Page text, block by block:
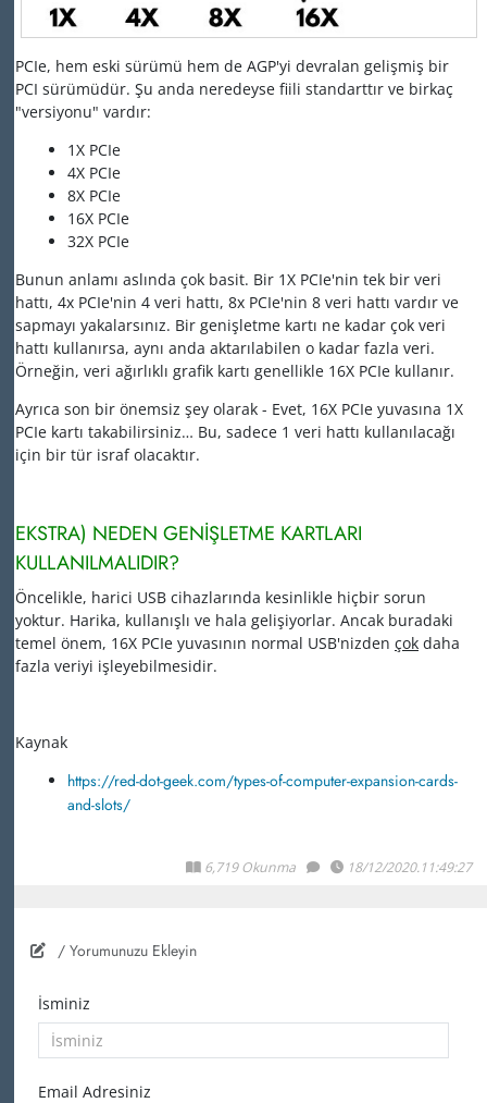
PCIe, hem eski sürümü hem de AGP'yi devralan gelişmiş bir
PCI sürümüdür. Şu anda neredeyse fiili standarttır ve birkaç
"versiyonu" vardır:
1X PCIe
4X PCIe
8X PCIe
16X PCIe
32X PCIe
Bunun anlamı aslında çok basit. Bir 1X PCIe'nin tek bir veri
hattı, 4x PCIe'nin 4 veri hattı, 8x PCIe'nin 8 veri hattı vardır ve
sapmayı yakalarsınız. Bir genişletme kartı ne kadar çok veri
hattı kullanırsa, aynı anda aktarılabilen o kadar fazla veri.
Örneğin, veri ağırlıklı grafik kartı genellikle 16X PCIe kullanır.
Ayrıca son bir önemsiz şey olarak - Evet, 16X PCIe yuvasına 1X
PCIe kartı takabilirsiniz… Bu, sadece 1 veri hattı kullanılacağı
için bir tür israf olacaktır.
EKSTRA) NEDEN GENİŞLETME KARTLARI
KULLANILMALIDIR?
Öncelikle, harici USB cihazlarında kesinlikle hiçbir sorun
yoktur. Harika, kullanışlı ve hala gelişiyorlar. Ancak buradaki
temel önem, 16X PCIe yuvasının normal USB'nizden çok daha
fazla veriyi işleyebilmesidir.
Kaynak
https://red-dot-geek.com/types-of-computer-expansion-cards-
and-slots/
6,719 Okunma 18/12/2020.11:49:27
/ Yorumunuzu Ekleyin
İsminiz
Email Adresiniz